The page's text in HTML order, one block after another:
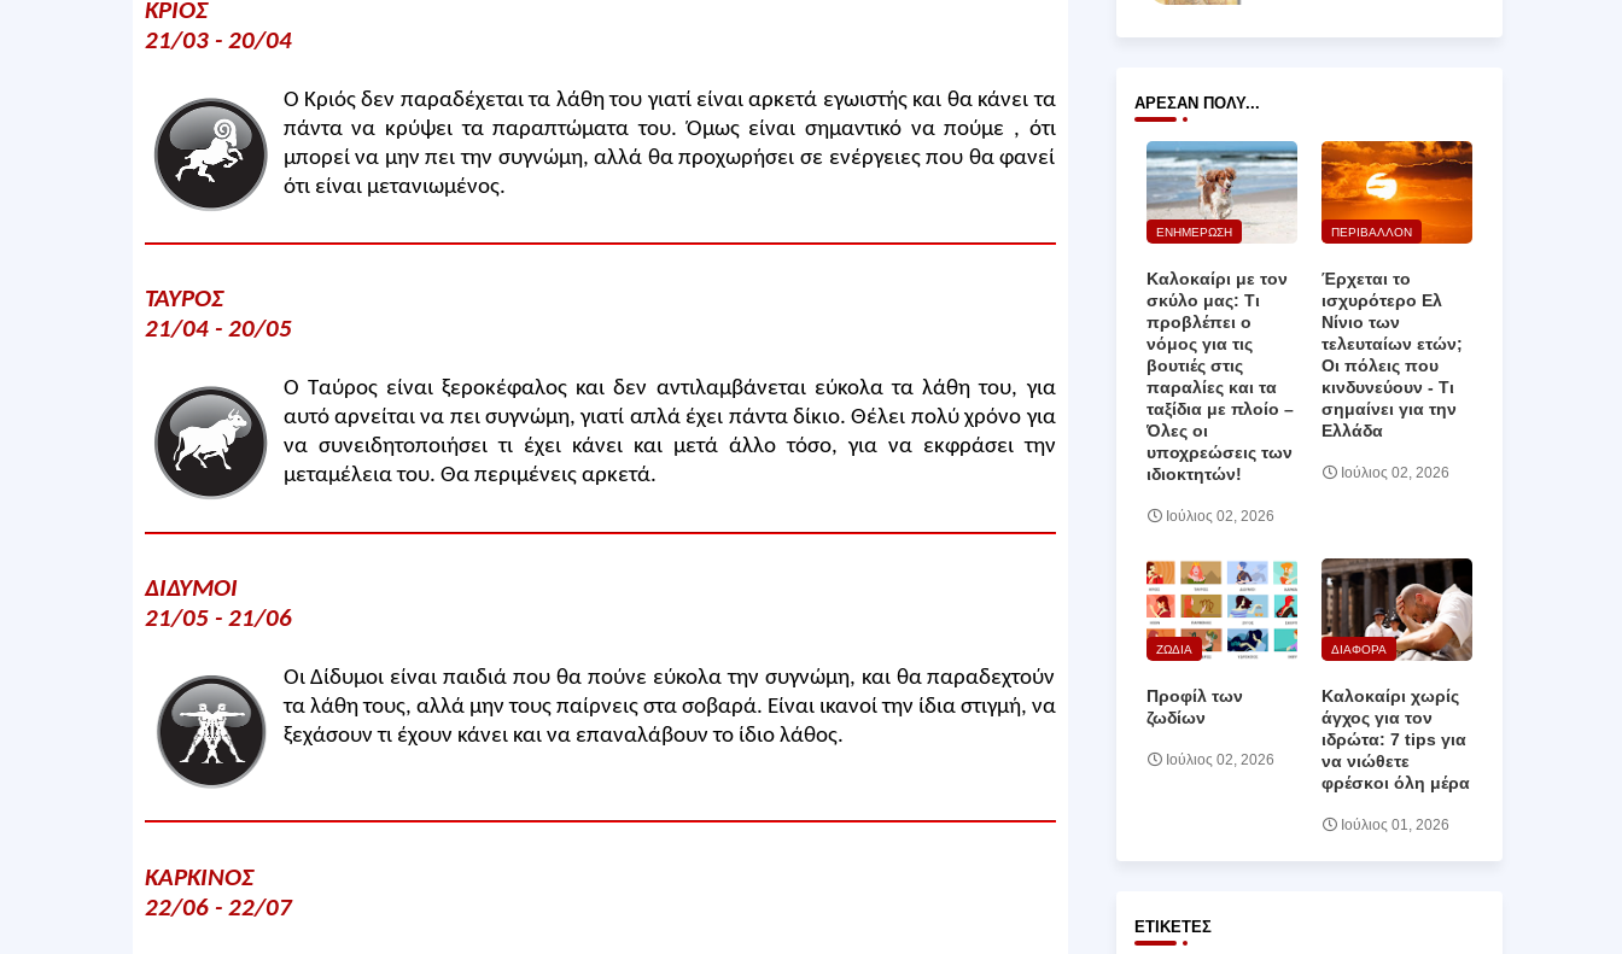
ΚΡΙΟΣ
21/03 - 20/04
Ο Κριός δεν παραδέχεται τα λάθη του γιατί είναι αρκετά εγωιστής και θα κάνει τα
πάντα να κρύψει τα παραπτώματα του. Όμως είναι σημαντικό να πούμε , ότι
μπορεί να μην πει την συγνώμη, αλλά θα προχωρήσει σε ενέργειες που θα φανεί
ότι είναι μετανιωμένος.
ΤΑΥΡΟΣ
21/04 - 20/05
Ο Ταύρος είναι ξεροκέφαλος και δεν αντιλαμβάνεται εύκολα τα λάθη του, για
αυτό αρνείται να πει συγνώμη, γιατί απλά έχει πάντα δίκιο. Θέλει πολύ χρόνο για
να συνειδητοποιήσει τι έχει κάνει και μετά άλλο τόσο, για να εκφράσει την
μεταμέλεια του. Θα περιμένεις αρκετά.
ΔΙΔΥΜΟΙ
21/05 - 21/06
Οι Δίδυμοι είναι παιδιά που θα πούνε εύκολα την συγνώμη, και θα παραδεχτούν
τα λάθη τους, αλλά μην τους παίρνεις στα σοβαρά. Είναι ικανοί την ίδια στιγμή, να
ξεχάσουν τι έχουν κάνει και να επαναλάβουν το ίδιο λάθος.
ΚΑΡΚΙΝΟΣ
22/06 - 22/07
ΆΡΕΣΑΝ ΠΟΛΎ...
ΕΝΗΜΕΡΩΣΗ
Καλοκαίρι με τον
σκύλο μας: Τι
προβλέπει ο
νόμος για τις
βουτιές στις
παραλίες και τα
ταξίδια με πλοίο –
Όλες οι
υποχρεώσεις των
ιδιοκτητών!
Ιούλιος 02, 2026
ΠΕΡΙΒΑΛΛΟΝ
Έρχεται το
ισχυρότερο Ελ
Νίνιο των
τελευταίων ετών;
Οι πόλεις που
κινδυνεύουν ‑ Τι
σημαίνει για την
Ελλάδα
Ιούλιος 02, 2026
ΖΩΔΙΑ
Προφίλ των
ζωδίων
Ιούλιος 02, 2026
ΔΙΑΦΟΡΑ
Καλοκαίρι χωρίς
άγχος για τον
ιδρώτα: 7 tips για
να νιώθετε
φρέσκοι όλη μέρα
Ιούλιος 01, 2026
ΕΤΙΚΈΤΕΣ